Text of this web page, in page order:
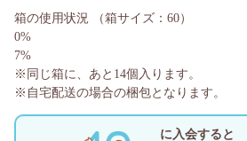
に入会すると
箱の使用状況
（箱サイズ：60）
0%
7%
※同じ箱に、あと 14個入ります。
※自宅配送の場合の梱包となります。